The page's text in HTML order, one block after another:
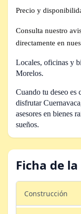
Precio y
Consulta nuestro
directamente en
Locales, oficinas y
Morelos.
Cuando tu deseo es
disfrutar
asesores en bienes
sueños.
Ficha de
Construcción